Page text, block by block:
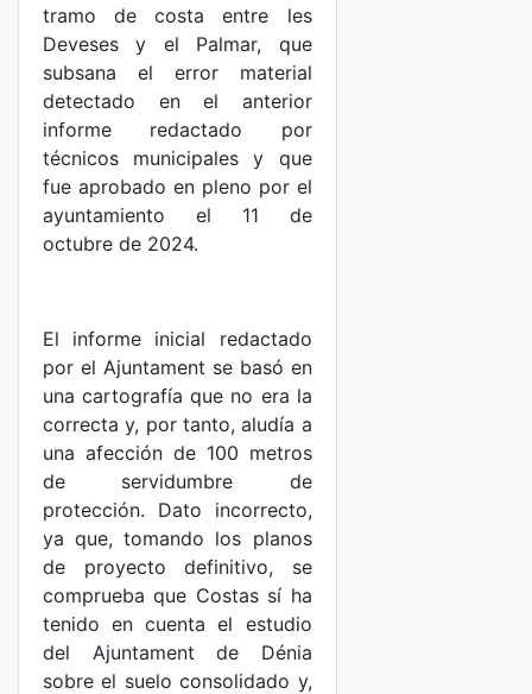
tramo de costa entre les
Deveses y el Palmar, que
subsana el error material
detectado en el anterior
informe redactado por
técnicos municipales y que
fue aprobado en pleno por el
ayuntamiento el 11 de
octubre de 2024.
El informe inicial redactado
por el Ajuntament se basó en
una cartografía que no era la
correcta y, por tanto, aludía a
una afección de 100 metros
de servidumbre de
protección. Dato incorrecto,
ya que, tomando los planos
de proyecto definitivo, se
comprueba que Costas sí ha
tenido en cuenta el estudio
del Ajuntament de Dénia
sobre el suelo consolidado y,